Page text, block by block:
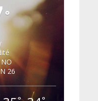
°
26